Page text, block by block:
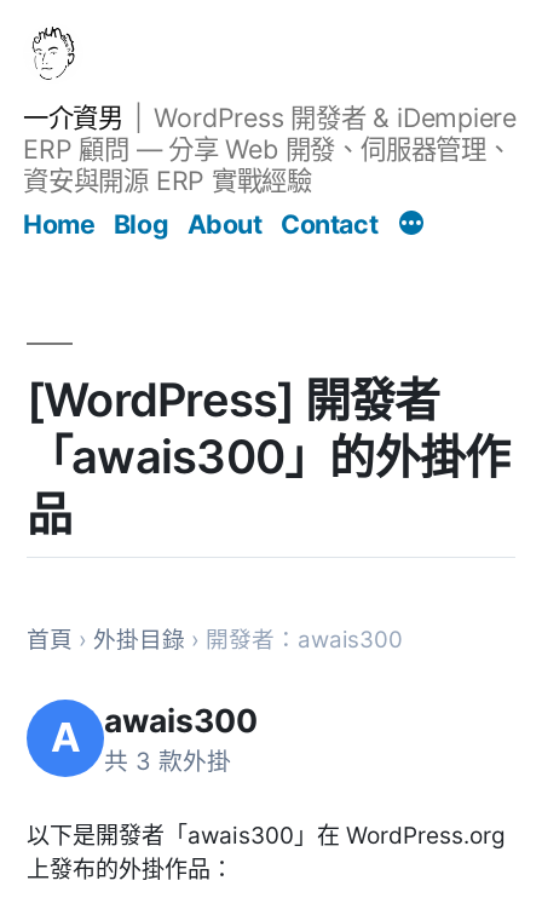
一介資男
WordPress 開發者 & iDempiere
ERP 顧問 — 分享 Web 開發、伺服器管理、
資安與開源 ERP 實戰經驗
Home
Blog About Contact
[WordPress] 開發者
「awais300」的外掛作
品
首頁 › 外掛目錄 › 開發者：awais300
A awais300
共 3 款外掛
以下是開發者「awais300」在 WordPress.org
上發布的外掛作品：
文章